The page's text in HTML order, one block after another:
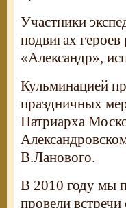
Участники
подвигах
«Александр»,
Кульминацией
праздничных
Патриарха
В.Ланового.
В 2010 году мы
провели